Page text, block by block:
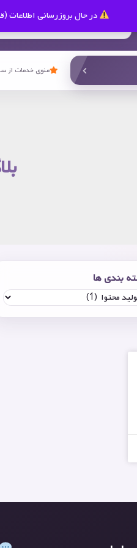
در حال بروزرسانی اطلاعات
منوی خدمات از
بندی ها